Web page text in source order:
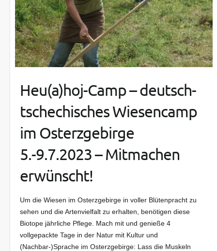
Heu(a)hoj-Camp – deutsch-
tschechisches Wiesencamp
im Osterzgebirge
5.-9.7.2023 – Mitmachen
erwünscht!
Um die Wiesen im Osterzgebirge in voller Blütenpracht zu
sehen und die Artenvielfalt zu erhalten, benötigen diese
Biotope jährliche Pflege. Mach mit und genieße 4
vollgepackte Tage in der Natur mit Kultur und
(Nachbar-)Sprache im Osterzgebirge: Lass die Muskeln